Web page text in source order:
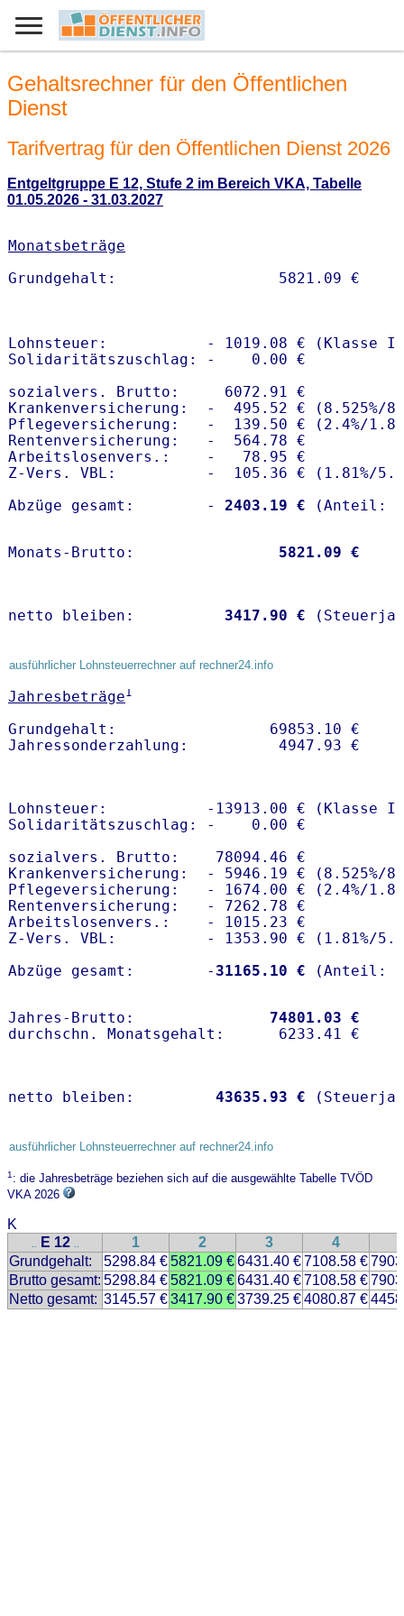
Gehaltsrechner für den Öffentlichen
Dienst
Tarifvertrag für den Öffentlichen Dienst 2026
Entgeltgruppe E 12, Stufe 2 im Bereich VKA, Tabelle
01.05.2026 - 31.03.2027
Monatsbeträge
Lohnsteuer:           - 1019.08 € (Klasse I)
Solidaritätszuschlag: -    0.00 €
sozialvers. Brutto:     6072.91 €
Krankenversicherung:  -  495.52 € (8.525%/
Pflegeversicherung:   -  139.50 € (2.4%/
Rentenversicherung:   -  564.78 €
Arbeitslosenvers.:    -   78.95 €
Z-Vers. VBL:          -  105.36 € ( 1.81%/
Abzüge gesamt:        -
2403.19 €
Monats-Brutto: 5821.09 €
netto bleiben: 3417.90 €
ausführlicher Lohnsteuerrechner auf rechner24.info
Jahresbeträge1
Grundgehalt:                 69853.10 €
Lohnsteuer:           -13913.00 € (Klasse I)
Solidaritätszuschlag: -    0.00 €
sozialvers. Brutto:    78094.46 €
Krankenversicherung:  - 5946.19 € (8.525%/
Pflegeversicherung:   - 1674.00 € (2.4%/
Rentenversicherung:   - 7262.78 €
Arbeitslosenvers.:    - 1015.23 €
Z-Vers. VBL:          - 1353.90 € ( 1.81%/
Abzüge gesamt:        - 31165.10 €
Jahres-Brutto: 74801.03 €
netto bleiben: 43635.93 €
ausführlicher Lohnsteuerrechner auf rechner24.info
1: die Jahresbeträge beziehen sich auf die ausgewählte Tabelle TVÖD
VKA 2026
K
.. E 12 .. 1 2 3 4
Grundgehalt:
5298.84 €5821.09 €6431.40 €7108.58 €
Brutto gesamt: 5298.84 €5821.09 €6431.40 €7108.58 €
Netto gesamt: 3145.57 €3417.90 €3739.25 €4080.87 €